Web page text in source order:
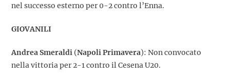
nel successo esterno per 0-2 contro l’Enna.
GIOVANILI
Andrea Smeraldi (Napoli Primavera): Non convocato
nella vittoria per 2-1 contro il Cesena U20.